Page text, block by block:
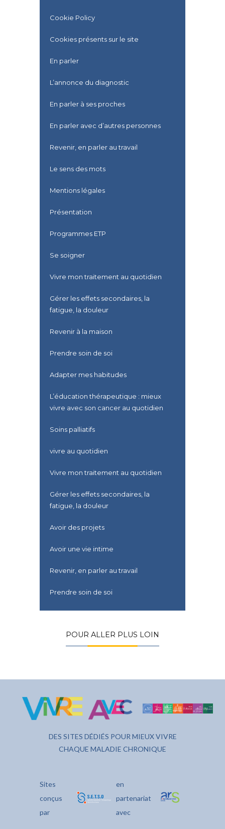
Cookie Policy
Cookies présents sur le site
En parler
L’annonce du diagnostic
En parler à ses proches
En parler avec d’autres personnes
Revenir, en parler au travail
Le sens des mots
Mentions légales
Présentation
Programmes ETP
Se soigner
Vivre mon traitement au quotidien
Gérer les effets secondaires, la
fatigue, la douleur
Revenir à la maison
Prendre soin de soi
Adapter mes habitudes
L’éducation thérapeutique : mieux
vivre avec son cancer au quotidien
Soins palliatifs
vivre au quotidien
Vivre mon traitement au quotidien
Gérer les effets secondaires, la
fatigue, la douleur
Avoir des projets
Avoir une vie intime
Revenir, en parler au travail
Prendre soin de soi
POUR ALLER PLUS LOIN
DES SITES DÉDIÉS POUR MIEUX VIVRE
CHAQUE MALADIE CHRONIQUE
Sites
conçus
par
en
partenariat
avec